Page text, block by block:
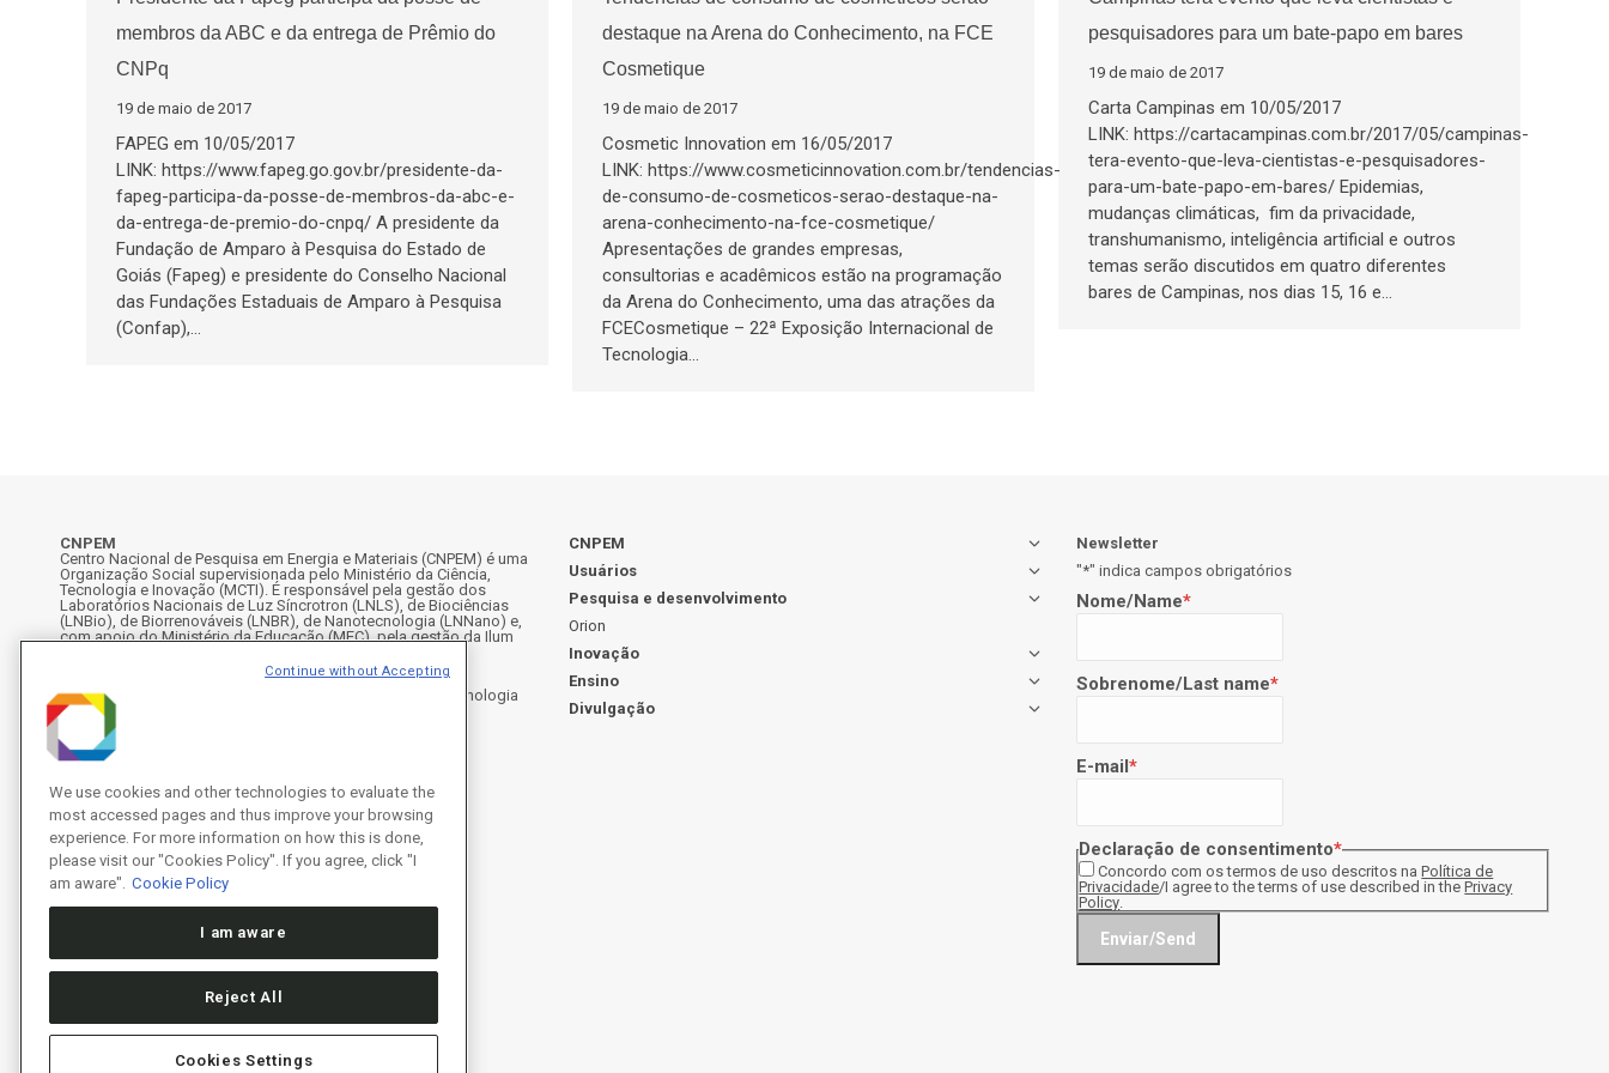
membros da ABC e da entrega de Prêmio do
CNPq
19 de maio de 2017
FAPEG em 10/05/2017
LINK: https://www.fapeg.go.gov.br/presidente-da-
fapeg-participa-da-posse-de-membros-da-abc-e-
da-entrega-de-premio-do-cnpq/ A presidente da
Fundação de Amparo à Pesquisa do Estado de
Goiás (Fapeg) e presidente do Conselho Nacional
das Fundações Estaduais de Amparo à Pesquisa
(Confap),…
destaque na Arena do Conhecimento, na FCE
Cosmetique
19 de maio de 2017
Cosmetic Innovation em 16/05/2017
LINK: https://www.cosmeticinnovation.com.br/tendencias-
de-consumo-de-cosmeticos-serao-destaque-na-
arena-conhecimento-na-fce-cosmetique/
Apresentações de grandes empresas,
consultorias e acadêmicos estão na programação
da Arena do Conhecimento, uma das atrações da
FCECosmetique – 22ª Exposição Internacional de
Tecnologia…
pesquisadores para um bate-papo em bares
19 de maio de 2017
Carta Campinas em 10/05/2017
LINK: https://cartacampinas.com.br/2017/05/campinas-
tera-evento-que-leva-cientistas-e-pesquisadores-
para-um-bate-papo-em-bares/ Epidemias,
mudanças climáticas, fim da privacidade,
transhumanismo, inteligência artificial e outros
temas serão discutidos em quatro diferentes
bares de Campinas, nos dias 15, 16 e…
CNPEM
Centro Nacional de Pesquisa em Energia e Materiais (CNPEM) é uma
Organização Social supervisionada pelo Ministério da Ciência,
Tecnologia e Inovação (MCTI). É responsável pela gestão dos
Laboratórios Nacionais de Luz Síncrotron (LNLS), de Biociências
(LNBio), de Biorrenováveis (LNBR), de Nanotecnologia (LNNano) e,
com apoio do Ministério da Educação (MEC), pela gestão da Ilum
Rua Giuseppe Máximo Scolfaro, 10.000 - Polo II de Alta Tecnologia
de Campinas - Campinas/SP, Brasil
CEP 13083-100, Campinas - SP - Telefone: +55 19 3512-1000
Instagram
X
CNPEM
Usuários
Pesquisa e desenvolvimento
Orion
Inovação
Ensino
Divulgação
Newsletter
"*" indica campos obrigatórios
Nome/Name*
Sobrenome/Last name*
E-mail*
Declaração de consentimento*
Concordo com os termos de uso descritos naPolítica de
Privacidade/I agree to the terms of use described in thePrivacy
Policy.
We use cookies and other technologies to evaluate the
most accessed pages and thus improve your browsing
experience. For more information on how this is done,
please visit our "Cookies Policy". If you agree, click "I
am aware". Cookie Policy
I am aware
Reject All
Cookies Settings
Continue without Accepting